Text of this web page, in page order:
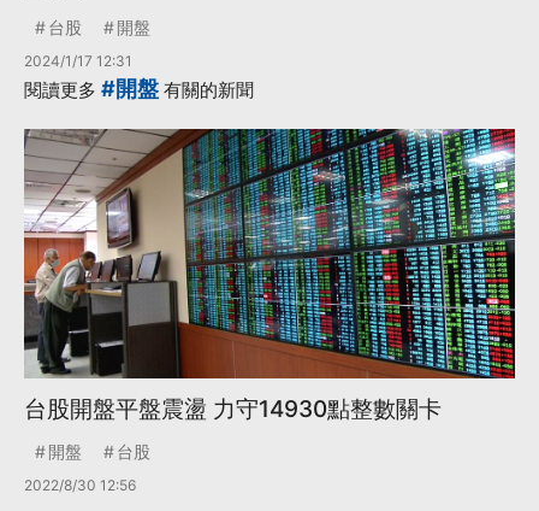
台股 開盤
2024/1/17 12:31
閱讀更多 #開盤 有關的新聞
台股開盤平盤震盪 力守14930點整數關卡
開盤 台股
2022/8/30 12:56